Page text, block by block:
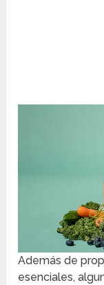
Además de
esenciales,